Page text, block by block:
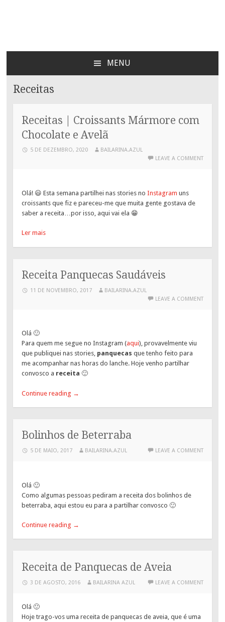
Bailarina Azul
MENU
CONTENT
Receitas
Receitas | Croissants Mármore com
Chocolate e Avelã
5 DE DEZEMBRO, 2020
BAILARINA.AZUL
LEAVE A COMMENT
Olá! 😃 Esta semana partilhei nas stories noInstagram uns
croissants que fiz e pareceu-me que muita gente gostava de
saber a receita…por isso, aqui vai ela 😁
Ler mais
Receita Panquecas Saudáveis
11 DE NOVEMBRO, 2017
BAILARINA.AZUL
LEAVE A COMMENT
Olá 🙂
Para quem me segue no Instagram (aqui), provavelmente viu
que publiquei nas stories, panquecas que tenho feito para
me acompanhar nas horas do lanche. Hoje venho partilhar
convosco a receita 🙂
Continue reading →
Bolinhos de Beterraba
5 DE MAIO, 2017 BAILARINA.AZUL LEAVE A COMMENT
Olá 🙂
Como algumas pessoas pediram a receita dos bolinhos de
beterraba, aqui estou eu para a partilhar convosco 🙂
Continue reading →
Receita de Panquecas de Aveia
3 DE AGOSTO, 2016 BAILARINA AZUL LEAVE A COMMENT
Olá 🙂
Hoje trago-vos uma receita de panquecas de aveia, que é uma